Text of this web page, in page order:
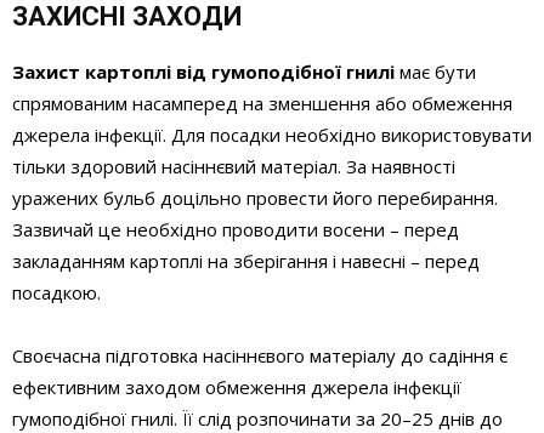
ЗАХИСНІ ЗАХОДИ
Захист картоплі від гумоподібної гнилі має бути
спрямованим насамперед на зменшення або обмеження
джерела інфекції. Для посадки необхідно використовувати
тільки здоровий насіннєвий матеріал. За наявності
уражених бульб доцільно провести його перебирання.
Зазвичай це необхідно проводити восени – перед
закладанням картоплі на зберігання і навесні – перед
посадкою.
Своєчасна підготовка насіннєвого матеріалу до садіння є
ефективним заходом обмеження джерела інфекції
гумоподібної гнилі. Її слід розпочинати за 20–25 днів до